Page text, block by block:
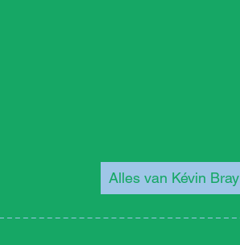
Alles van Kévin Bray